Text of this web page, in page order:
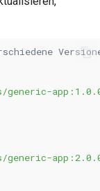
generic-
generic-